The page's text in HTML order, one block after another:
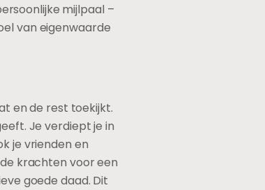
mijlpaal –
van eigenwaarde
en de rest toekijkt.
Je verdiept je in
je vrienden en
krachten voor een
goede daad. Dit